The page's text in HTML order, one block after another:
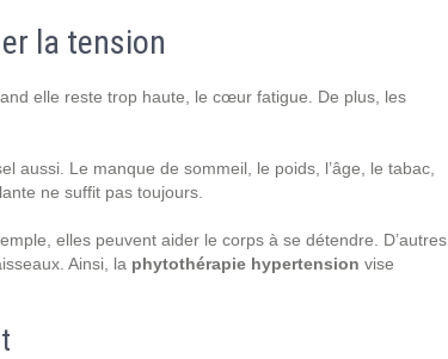
la tension
elle reste trop haute, le cœur fatigue. De plus, les
aussi. Le manque de sommeil, le poids, l’âge, le tabac,
ne suffit pas toujours.
elles peuvent aider le corps à se détendre. D’autres
Ainsi, la phytothérapie hypertension vise